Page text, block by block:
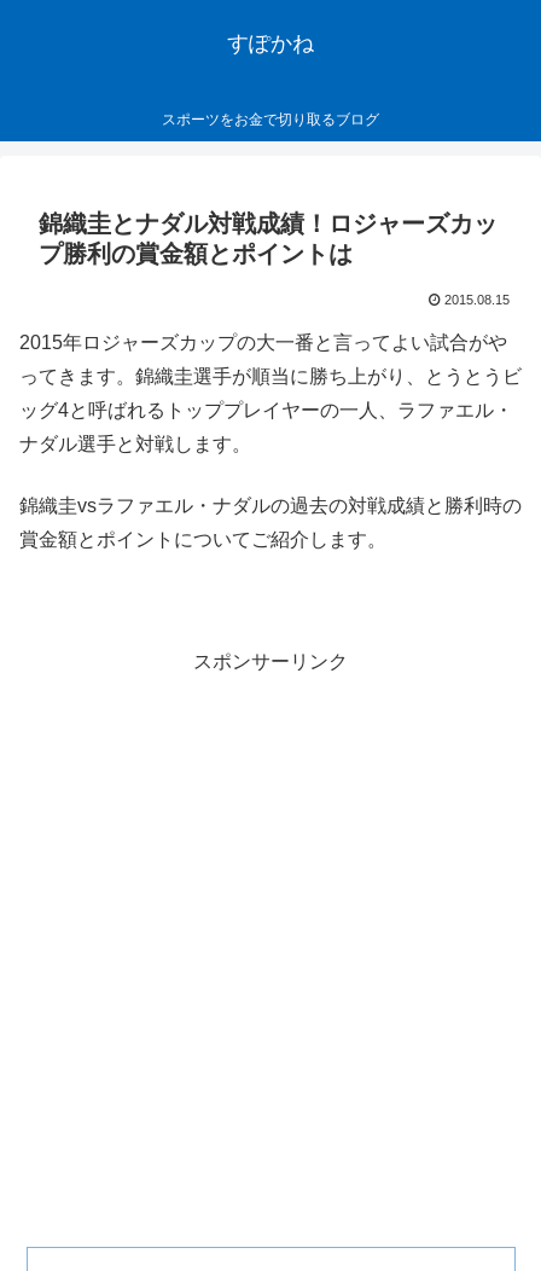
すぽかね
スポーツをお金で切り取るブログ
錦織圭とナダル対戦成績！ロジャーズカッ
プ勝利の賞金額とポイントは
2015.08.15
2015年ロジャーズカップの大一番と言ってよい試合がや
ってきます。錦織圭選手が順当に勝ち上がり、とうとうビ
ッグ4と呼ばれるトッププレイヤーの一人、ラファエル・
ナダル選手と対戦します。
錦織圭vsラファエル・ナダルの過去の対戦成績と勝利時の
賞金額とポイントについてご紹介します。
スポンサーリンク